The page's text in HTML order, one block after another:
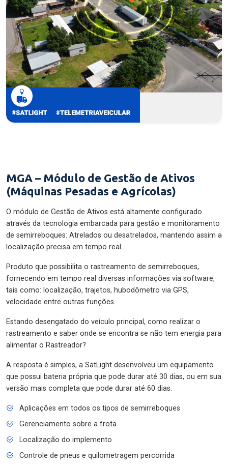
MGA – Módulo de Gestão de Ativos
(Máquinas Pesadas e Agrícolas)
O módulo de Gestão de Ativos está altamente configurado
através da tecnologia embarcada para gestão e monitoramento
de semirreboques: Atrelados ou desatrelados, mantendo assim a
localização precisa em tempo real.
Produto que possibilita o rastreamento de semirreboques,
fornecendo em tempo real diversas informações via software,
tais como: localização, trajetos, hubodômetro via GPS,
velocidade entre outras funções.
Estando desengatado do veículo principal, como realizar o
rastreamento e saber onde se encontra se não tem energia para
alimentar o Rastreador?
A resposta é simples, a SatLight desenvolveu um equipamento
que possui bateria própria que pode durar até 30 dias, ou em sua
versão mais completa que pode durar até 60 dias.
Aplicações em todos os tipos de semirreboques
Gerenciamento sobre a frota
Localização do implemento
Controle de pneus e quilometragem percorrida